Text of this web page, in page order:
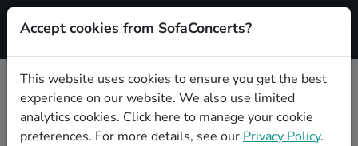
Signup
Book Punk wedding party bands in
Mannheim
Accept cookies from SofaConcerts?
This website uses cookies to ensure you get the best
experience on our website. We also use limited
analytics cookies. Click here to manage your cookie
preferences. For more details, see our Privacy Policy.